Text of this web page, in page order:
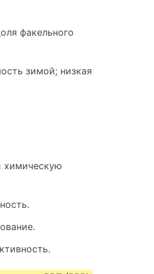
факельного
зимой; низкая
химическую